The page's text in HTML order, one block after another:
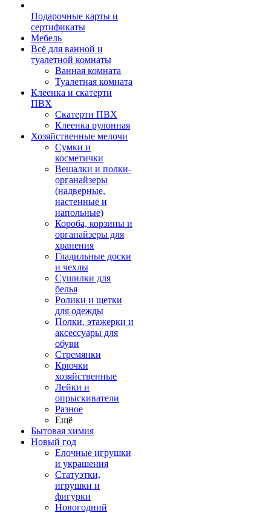
Подарочные карты и
сертификаты
Мебель
Всё для ванной и
туалетной комнаты
Ванная комната
Туалетная комната
Клеенка и скатерти
ПВХ
Скатерти ПВХ
Клеенка рулонная
Хозяйственные мелочи
Сумки и
косметички
Вешалки и полки-
органайзеры
(надверные,
настенные и
напольные)
Короба, корзины и
органайзеры для
хранения
Гладильные доски
и чехлы
Сушилки для
белья
Ролики и щетки
для одежды
Полки, этажерки и
аксессуары для
обуви
Стремянки
Крючки
хозяйственные
Лейки и
опрыскиватели
Разное
Ещё
Бытовая химия
Новый год
Елочные игрушки
и украшения
Статуэтки,
игрушки и
фигурки
Новогодний